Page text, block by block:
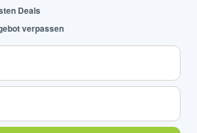
Deals
verpassen